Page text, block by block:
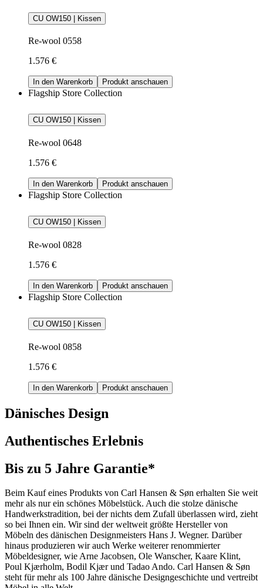
CU OW150 | Kissen
Re-wool 0558
1.576 €
In den Warenkorb Produkt anschauen
Flagship Store Collection
CU OW150 | Kissen
Re-wool 0648
1.576 €
In den Warenkorb Produkt anschauen
Flagship Store Collection
CU OW150 | Kissen
Re-wool 0828
1.576 €
In den Warenkorb Produkt anschauen
Flagship Store Collection
CU OW150 | Kissen
Re-wool 0858
1.576 €
In den Warenkorb Produkt anschauen
Dänisches Design
Authentisches Erlebnis
Bis zu 5 Jahre Garantie*
Beim Kauf eines Produkts von Carl Hansen & Søn erhalten Sie weit
mehr als nur ein schönes Möbelstück. Auch die stolze dänische
Handwerkstradition, bei der nichts dem Zufall überlassen wird, zieht
so bei Ihnen ein. Wir sind der weltweit größte Hersteller von
Möbeln des dänischen Designmeisters Hans J. Wegner. Darüber
hinaus produzieren wir auch Werke weiterer renommierter
Möbeldesigner, wie Arne Jacobsen, Ole Wanscher, Kaare Klint,
Poul Kjærholm, Bodil Kjær und Tadao Ando. Carl Hansen & Søn
steht für mehr als 100 Jahre dänische Designgeschichte und vertreibt